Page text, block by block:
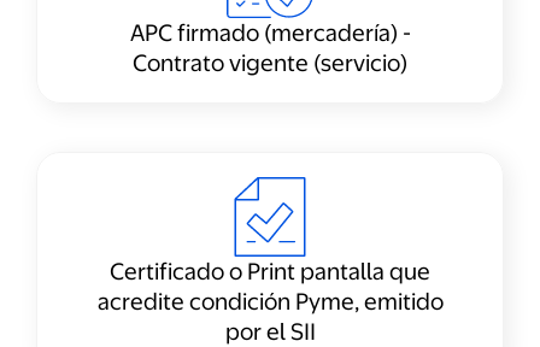
APC firmado (mercadería) -
Contrato vigente (servicio)
Certificado o Print pantalla que
acredite condición Pyme, emitido
por el SII